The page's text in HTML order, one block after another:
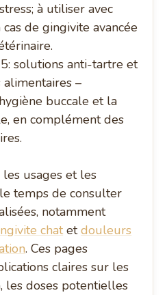
à utiliser avec
de gingivite avancée
solutions anti-tartre et
–
buccale et la
en complément des
usages et les
temps de consulter
notamment
chatetdouleurs
. Ces pages
claires sur les
les doses potentielles